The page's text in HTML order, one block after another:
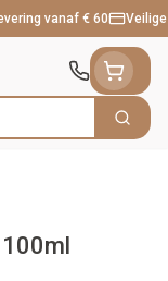
vanaf € 60
Zoek